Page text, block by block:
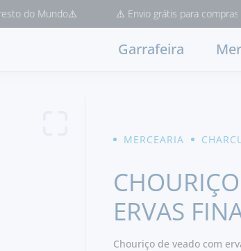
Mundo⚠️ ⚠️ Envio grátis para compras >
Garrafeira
MERCEARIA
ERVAS
Chouriço de veado com